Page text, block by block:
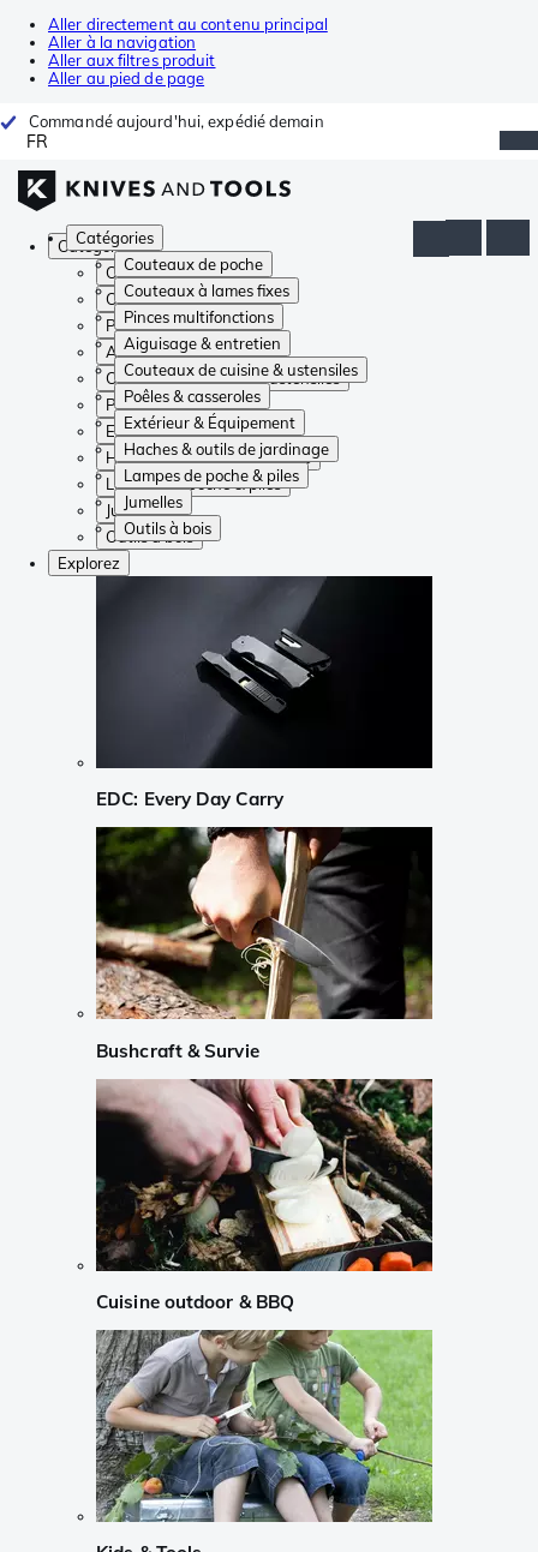
Aller directement au contenu principal
Aller à la navigation
Aller aux filtres produit
Aller au pied de page
Commandé aujourd'hui, expédié demain
FR
Catégories
Couteaux de poche
Couteaux à lames fixes
Pinces multifonctions
Aiguisage & entretien
Couteaux de cuisine & ustensiles
Poêles & casseroles
Extérieur & Équipement
Haches & outils de jardinage
Lampes de poche & piles
Jumelles
Outils à bois
Catégories
Couteaux de poche
Couteaux à lames fixes
Pinces multifonctions
Aiguisage & entretien
Couteaux de cuisine & ustensiles
Poêles & casseroles
Extérieur & Équipement
Haches & outils de jardinage
Lampes de poche & piles
Jumelles
Outils à bois
Explorez
EDC: Every Day Carry
Bushcraft & Survie
Cuisine outdoor & BBQ